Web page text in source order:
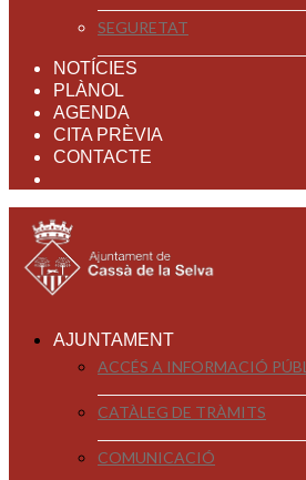
SEGURETAT
NOTÍCIES
PLÀNOL
AGENDA
CITA PRÈVIA
CONTACTE
AJUNTAMENT
ACCÉS A INFORMACIÓ
CATÀLEG DE TRÀMITS
COMUNICACIÓ